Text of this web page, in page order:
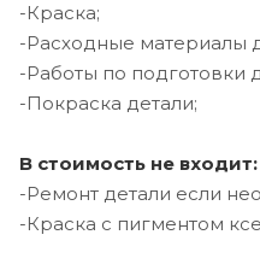
-Краска;
-Расходные материалы
-Работы по подготовки
-Покраска детали;
В стоимость не входит:
-Ремонт детали если
-Краска с пигментом